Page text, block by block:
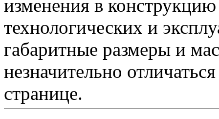
изменения в
технологических и
габаритные размеры и
незначительно
странице.